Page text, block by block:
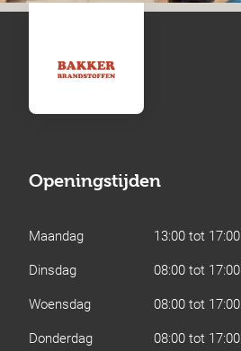
Openingstijden
Maandag
13:00 tot 17:00
Dinsdag
08:00 tot 17:00
Woensdag
08:00 tot 17:00
Donderdag
08:00 tot 17:00